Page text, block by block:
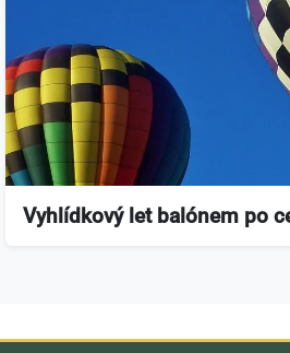
Vyhlídkový let balónem po